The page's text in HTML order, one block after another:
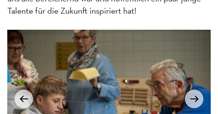
Talente für die Zukunft inspiriert hat!